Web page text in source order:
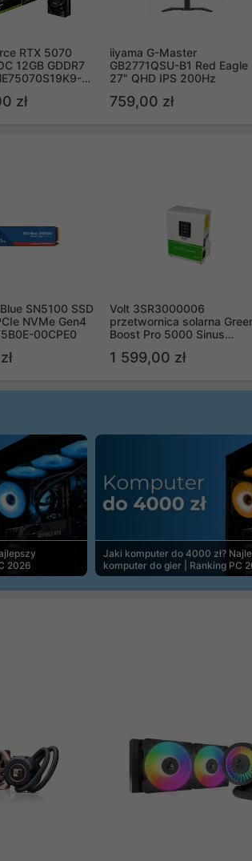
RTX 5070
12GB GDDR7
zł
iiyama G-Master
GB2771QSU-B1 Red Eagle
27" QHD IPS 200Hz
759,00 zł
SN5100 SSD
NVMe Gen4
00CPE0
Volt 3SR3000006
przetwornica solarna
Boost Pro 5000 Sinus
1 599,00 zł
2026
Jaki komputer do 4000 zł?
komputer do gier | Ranking PC